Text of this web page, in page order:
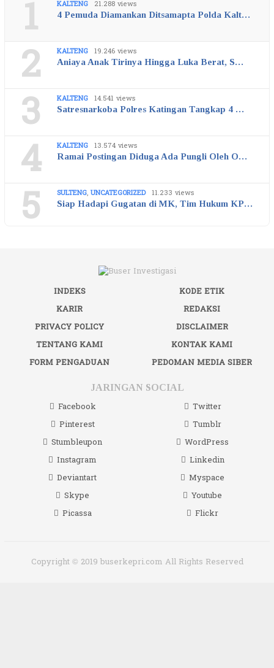
1 KALTENG 21.288 views
4 Pemuda Diamankan Ditsamapta Polda Kalt…
2 KALTENG 19.246 views
Aniaya Anak Tirinya Hingga Luka Berat, S…
3 KALTENG 14.541 views
Satresnarkoba Polres Katingan Tangkap 4 …
4 KALTENG 13.574 views
Ramai Postingan Diduga Ada Pungli Oleh O…
5 SULTENG, UNCATEGORIZED 11.233 views
Siap Hadapi Gugatan di MK, Tim Hukum KP…
INDEKS
KODE ETIK
KARIR
REDAKSI
PRIVACY POLICY
DISCLAIMER
TENTANG KAMI
KONTAK KAMI
FORM PENGADUAN
PEDOMAN MEDIA SIBER
JARINGAN SOCIAL
Facebook
Twitter
Pinterest
Tumblr
Stumbleupon
WordPress
Instagram
Linkedin
Deviantart
Myspace
Skype
Youtube
Picassa
Flickr
Copyright © 2019 buserkepri.com All Rights Reserved